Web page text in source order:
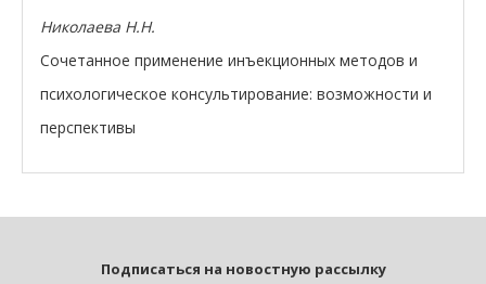
Николаева Н.Н.
Сочетанное применение инъекционных методов и
психологическое консультирование: возможности и
перспективы
Подписаться на новостную рассылку